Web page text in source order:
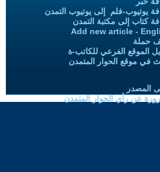
يوتيوب-فلم إلى يوتيوب التمدن
كتاب إلى مكتبة التمدن
Add new article -
حملة
الموقع الفرعي للكاتب-ة
في موقع الحوار المتمدن
المصدر
عن رأي الحوار المتمدن